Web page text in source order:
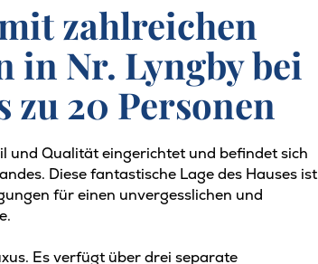
zahlreichen
Nr. Lyngby bei
20 Personen
und Qualität eingerichtet und befindet sich
Diese fantastische Lage des Hauses ist
für einen unvergesslichen und
Es verfügt über drei separate